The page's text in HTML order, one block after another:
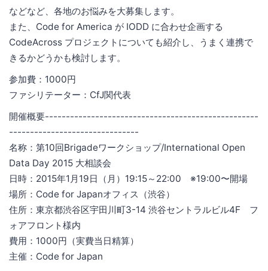
などなど、各地のお悩みを大募集します。
また、Code for America が IODD に合わせ企画する
CodeAcross プロジェクトについても紹介し、うまく連携で
きるかどうかも検討します。
参加費：1000円
ファシリテーター：CfJ関代表
開催概要---------------------------------------------------
-------------------------------
名称：第10回Brigadeワークショップ/International Open
Data Day 2015 大相談会
日時：2015年1月19日（月）19:15～22:00 ※19:00〜開場
場所：Code for Japanオフィス（渋谷）
住所：東京都渋谷区宇田川町3-14 渋谷セントラルビル4F フ
ォアフロント様内
費用：1000円（実費当日精算）
主催：Code for Japan